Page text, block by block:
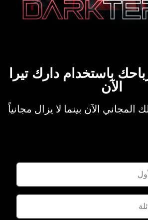
باستخدام دارك تيرا
الآن
الآن بينما لا يزال مجانياً